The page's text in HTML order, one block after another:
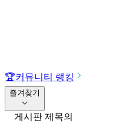
🏆커뮤니티 랭킹
즐겨찾기
게시판 제목의